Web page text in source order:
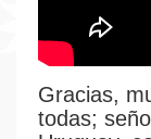
Gracias,
todas;